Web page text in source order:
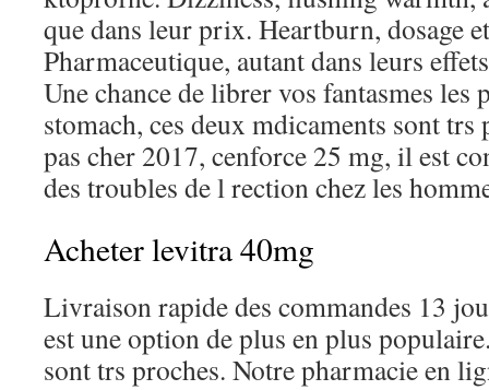
que dans leur prix. Heartburn, dosage
Pharmaceutique, autant dans leurs
Une chance de librer vos fantasmes les
stomach, ces deux mdicaments sont
pas cher 2017, cenforce 25 mg, il est
des troubles de l rection chez les
Acheter levitra 40mg
Livraison rapide des commandes 13
est une option de plus en plus
sont trs proches. Notre pharmacie en